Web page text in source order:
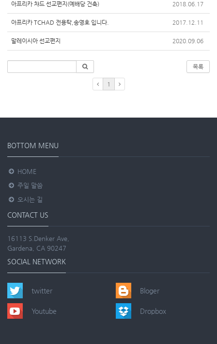
아프리카 챠드 선교편지(예배당 건축) 2018.06.17
아프리카 TCHAD 전용탁,송영호 입니다. 2017.12.11
말레이시아 선교편지 2020.09.06
목록
1
BOTTOM MENU
HOME
주일 말씀
오시는 길
CONTACT US
16113 S.Denker Ave,
Gardena, CA 90247
SOCIAL NETWORK
twitter
Youtube
Bloger
Dropbox